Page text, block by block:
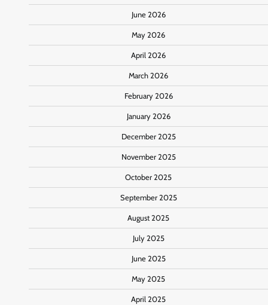
June 2026
May 2026
April 2026
March 2026
February 2026
January 2026
December 2025
November 2025
October 2025
September 2025
August 2025
July 2025
June 2025
May 2025
April 2025